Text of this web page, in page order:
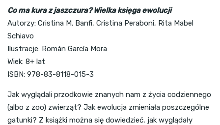
Co ma kura z jaszczura? Wielka księga ewolucji
Autorzy: Cristina M. Banfi, Cristina Peraboni, Rita Mabel
Schiavo
Ilustracje: Román García Mora
Wiek: 8+ lat
ISBN: 978-83-8118-015-3
Jak wyglądali przodkowie znanych nam z życia codziennego
(albo z zoo) zwierząt? Jak ewolucja zmieniała poszczególne
gatunki? Z książki można się dowiedzieć, jak wyglądały